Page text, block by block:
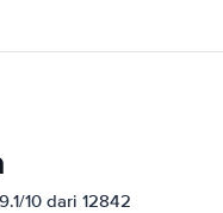
10 dari 12842